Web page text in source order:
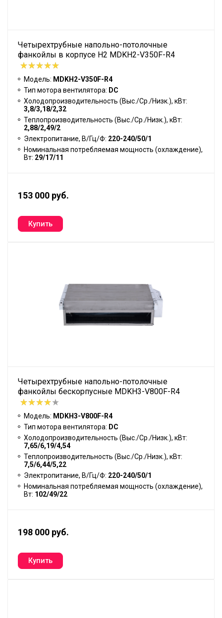
Четырехтрубные напольно-потолочные
фанкойлы в корпусе H2 MDKH2-V350F-R4
Модель: MDKH2-V350F-R4
Тип мотора вентилятора: DC
Холодопроизводительность (Выс./Ср./Низк.), кВт:
3,8/3,18/2,32
Теплопроизводительность (Выс./Ср./Низк.), кВт:
2,88/2,49/2
Электропитание, В/Гц/Ф: 220-240/50/1
Номинальная потребляемая мощность (охлаждение),
Вт: 29/17/11
153 000 руб.
Четырехтрубные напольно-потолочные
фанкойлы бескорпусные MDKH3-V800F-R4
Модель: MDKH3-V800F-R4
Тип мотора вентилятора: DC
Холодопроизводительность (Выс./Ср./Низк.), кВт:
7,65/6,19/4,54
Теплопроизводительность (Выс./Ср./Низк.), кВт:
7,5/6,44/5,22
Электропитание, В/Гц/Ф: 220-240/50/1
Номинальная потребляемая мощность (охлаждение),
Вт: 102/49/22
198 000 руб.